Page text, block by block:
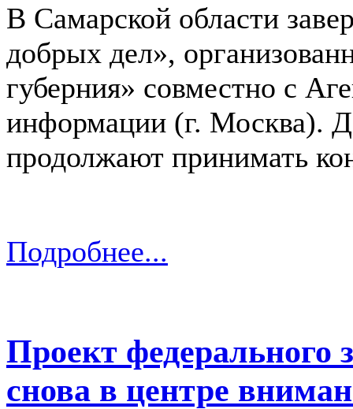
В Самарской области
добрых дел»,
губерния» совместно с
информации (г. Москва).
продолжают принимать
Подробнее...
Проект федерального
снова в центре